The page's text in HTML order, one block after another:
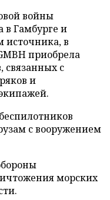
войны
в Гамбурге и
источника, в
приобрела
связанных с
и
с вооружением
морских